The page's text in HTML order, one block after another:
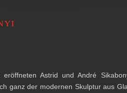
eröffneten Astrid und André
ganz der modernen Skulptur aus